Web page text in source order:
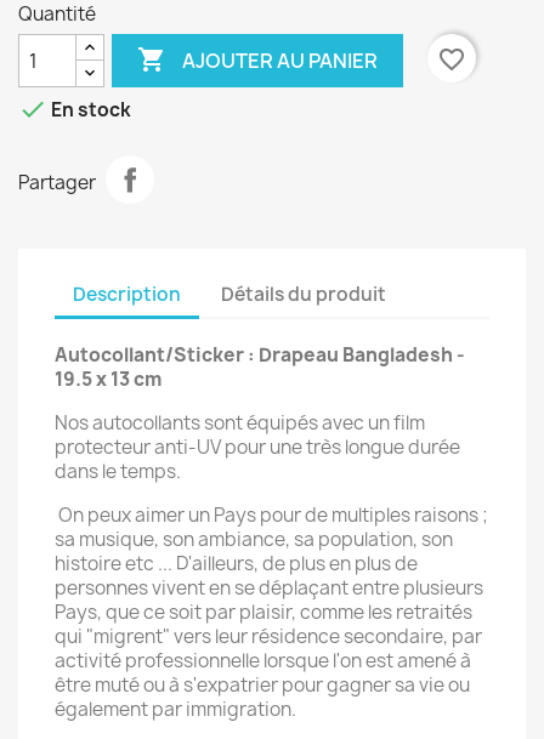
Quantité
 AJOUTER AU PANIER
favorite_border
 En stock
Partager
Description Détails du produit
Autocollant/Sticker : Drapeau Bangladesh -
19.5 x 13 cm
Nos autocollants sont équipés avec un film
protecteur anti-UV pour une très longue durée
dans le temps.
On peux aimer un Pays pour de multiples raisons ;
sa musique, son ambiance, sa population, son
histoire etc ... D'ailleurs, de plus en plus de
personnes vivent en se déplaçant entre plusieurs
Pays, que ce soit par plaisir, comme les retraités
qui "migrent" vers leur résidence secondaire, par
activité professionnelle lorsque l'on est amené à
être muté ou à s'expatrier pour gagner sa vie ou
également par immigration.